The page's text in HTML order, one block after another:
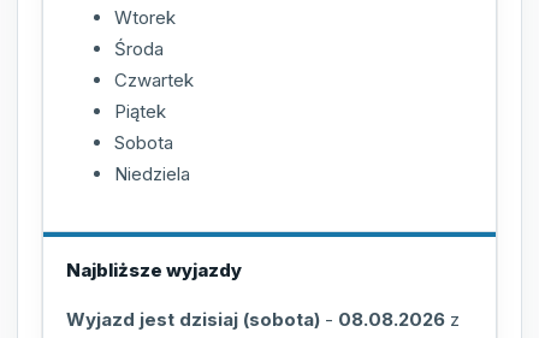
Wtorek
Środa
Czwartek
Piątek
Sobota
Niedziela
Najbliższe wyjazdy
Wyjazd jest dzisiaj (sobota) - 08.08.2026 z